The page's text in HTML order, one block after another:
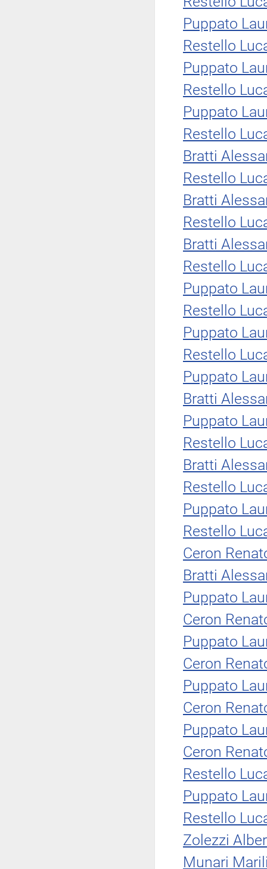
Puppato
Restello
Puppato
Restello
Puppato
Restello
Bratti
Restello
Bratti
Restello
Bratti
Restello
Puppato
Restello
Puppato
Restello
Puppato
Bratti
Puppato
Restello
Bratti
Restello
Puppato
Restello
Ceron
Bratti
Puppato
Ceron
Puppato
Ceron
Puppato
Ceron
Puppato
Ceron
Restello
Puppato
Restello
Zolezzi
Munari